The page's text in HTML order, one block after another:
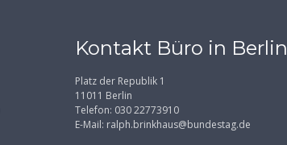
Kontakt Büro in Berlin
Platz der Republik 1
11011 Berlin
Telefon: 030 22773910
E-Mail: ralph.brinkhaus@bundestag.de